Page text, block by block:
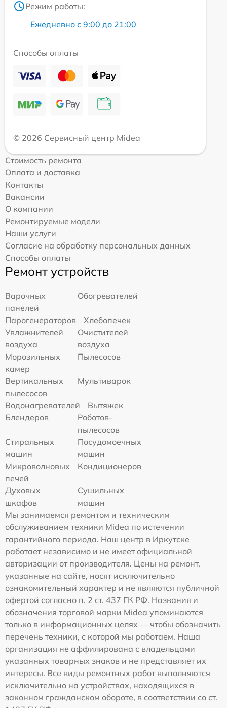
Режим работы:
Ежедневно с 9:00 до 21:00
Способы оплаты
© 2026 Сервисный центр Midea
Стоимость ремонта
Оплата и доставка
Контакты
Вакансии
О компании
Ремонтируемые модели
Наши услуги
Согласие на обработку персональных данных
Способы оплаты
Ремонт устройств
Варочных
панелей
Обогревателей
Парогенераторов
Хлебопечек
Увлажнителей
воздуха
Очистителей
воздуха
Морозильных
камер
Пылесосов
Вертикальных
пылесосов
Мультиварок
Водонагревателей
Вытяжек
Блендеров
Роботов-
пылесосов
Стиральных
машин
Посудомоечных
машин
Микроволновых
печей
Кондиционеров
Духовых
шкафов
Сушильных
машин
Мы занимаемся ремонтом и техническим
обслуживанием техники Midea по истечении
гарантийного периода. Наш центр в Иркутске
работает независимо и не имеет официальной
авторизации от производителя. Цены на ремонт,
указанные на сайте, носят исключительно
ознакомительный характер и не являются публичной
офертой согласно п. 2 ст. 437 ГК РФ. Названия и
обозначения торговой марки Midea упоминаются
только в информационных целях — чтобы обозначить
перечень техники, с которой мы работаем. Наша
организация не аффилирована с владельцами
указанных товарных знаков и не представляет их
интересы. Все виды ремонтных работ выполняются
исключительно на устройствах, находящихся в
законном гражданском обороте, в соответствии со ст.